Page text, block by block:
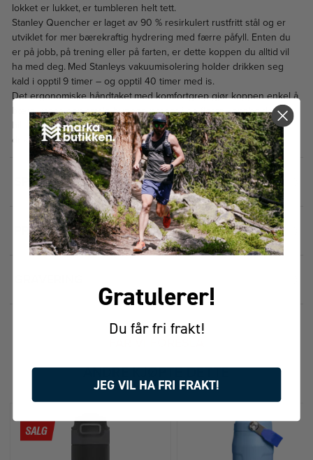
lokket er lukket, er tumbleren helt tett.
Stanley Quencher er laget av 90 % resirkulert rustfritt stål og er
utviklet for mer bærekraftig hydrering med færre påfyll. Enten du
er på jobb, på trening eller på farten, er dette koppen du alltid vil
ha med deg. Med Stanleys vakuumisolering holder drikken seg
kald i opptil 9 timer – og opptil 40 timer med is.
Det ergonomiske håndtaket med komfortgrep gjør koppen enkel å
bære, mens den smale bunnen passer i de fleste koppholdere i
bil. I tillegg er alle deler oppvaskmaskinsikre. Dette er must-have
drikkeflasken du ikke visste at du manglet.
SPESIFIKASJONER 2
PRISHISTORIKK
ANDRE KJØPTE DETTE
Gratulerer!
Du får fri frakt!
JEG VIL HA FRI FRAKT!